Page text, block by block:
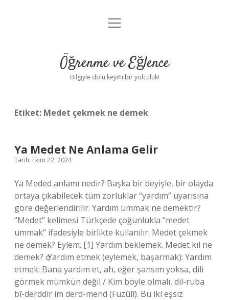
Anasayfa
Yasal Uyarı
menüyü
Öğrenme ve Eğlence
Bilgiyle dolu keyifli bir yolculuk!
Etiket: Medet çekmek ne demek
Ya Medet Ne Anlama Gelir
Tarih: Ekim 22, 2024
Ya Meded anlamı nedir? Başka bir deyişle, bir olayda
ortaya çıkabilecek tüm zorluklar “yardım” uyarısına
göre değerlendirilir. Yardım ummak ne demektir?
“Medet” kelimesi Türkçede çoğunlukla “medet
ummak” ifadesiyle birlikte kullanılır. Medet çekmek
ne demek? Eylem. [1] Yardım beklemek. Medet kıl ne
demek? ѻ Yardım etmek (eylemek, başarmak): Yardım
etmek: Bana yardım et, ah, eğer şansım yoksa, dili
görmek mümkün değil / Kim böyle olmalı, dil-ruba
bî-derddir im derd-mend (Fuzûlî). Bu iki eşsiz